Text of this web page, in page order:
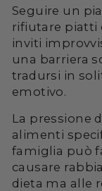
Seguire un
rifiutare piatti
inviti
una barriera
tradursi in
emotivo.
La pressione
alimenti
famiglia può
causare
dieta ma alle